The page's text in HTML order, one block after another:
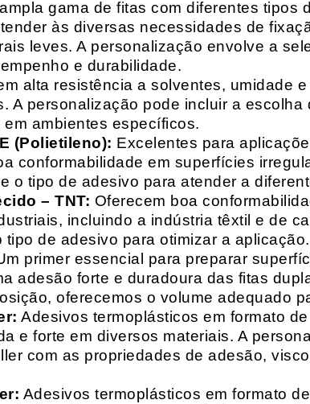
gama de fitas com diferentes tipos
às diversas necessidades de
leves. A personalização envolve a
e durabilidade.
alta resistência a solventes, umidade
A personalização pode incluir a
ambientes específicos.
(Polietileno): Excelentes para
conformabilidade em superfícies
o tipo de adesivo para atender a
– TNT: Oferecem boa
incluindo a indústria têxtil e de
de adesivo para otimizar a aplicação.
primer essencial para preparar
adesão forte e duradoura das fitas
oferecemos o volume adequado
Adesivos termoplásticos em formato
e forte em diversos materiais. A
com as propriedades de adesão,
Adesivos termoplásticos em formato